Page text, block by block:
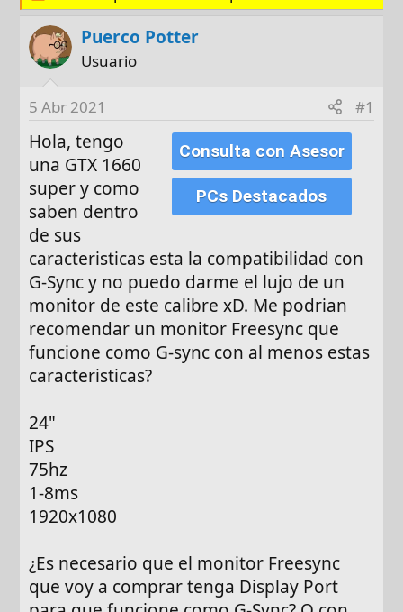
d
e
i
i
o
e
Puerco Potter
Usuario
5 Abr 2021 #1
Consulta con Asesor
PCs Destacados
Hola, tengo
una GTX 1660
super y como
saben dentro
de sus
caracteristicas esta la compatibilidad con
G-Sync y no puedo darme el lujo de un
monitor de este calibre xD. Me podrian
recomendar un monitor Freesync que
funcione como G-sync con al menos estas
caracteristicas?
24"
IPS
75hz
1-8ms
1920x1080
¿Es necesario que el monitor Freesync
que voy a comprar tenga Display Port